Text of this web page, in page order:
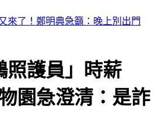
「2檔AI設備股」快上車
照護員」時薪
園急澄清：是詐